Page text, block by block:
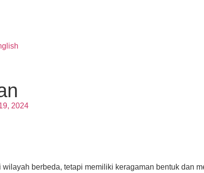
2024
berbeda, tetapi memiliki keragaman bentuk dan